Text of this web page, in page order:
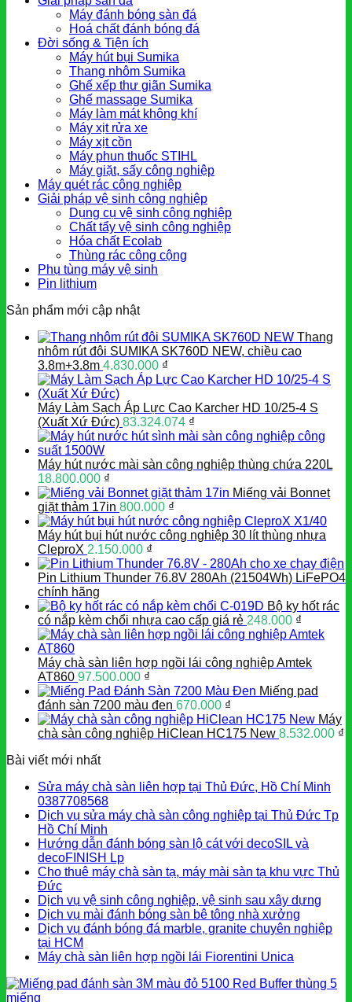
Máy đánh bóng sàn đá
Hoá chất đánh bóng đá
Đời sống & Tiện ích
Máy hút bụi Sumika
Thang nhôm Sumika
Ghế xếp thư giãn Sumika
Ghế massage Sumika
Máy làm mát không khí
Máy xịt rửa xe
Máy xịt cồn
Máy phun thuốc STIHL
Máy giặt, sấy công nghiệp
Máy quét rác công nghiệp
Giải pháp vệ sinh công nghiệp
Dụng cụ vệ sinh công nghiệp
Chất tẩy vệ sinh công nghiệp
Hóa chất Ecolab
Thùng rác công cộng
Phụ tùng máy vệ sinh
Pin lithium
Sản phẩm mới cập nhật
Thang
nhôm rút đôi SUMIKA SK760D NEW, chiều cao
3.8m+3.8m 4.830.000 ₫
Máy Làm Sạch Áp Lực Cao Karcher HD 10/25-4 S
(Xuất Xứ Đức) 83.324.074 ₫
Máy hút nước mài sàn công nghiệp thùng chứa 220L
18.800.000 ₫
Miếng vải Bonnet
giặt thảm 17in 800.000 ₫
Máy hút bụi hút nước công nghiệp 30 lít thùng nhựa
CleproX 2.150.000 ₫
Pin Lithium Thunder 76.8V 280Ah (21504Wh) LiFePO4
chính hãng
Bộ ky hốt rác
có nắp kèm chổi nhựa cao cấp giá rẻ 248.000 ₫
Máy chà sàn liên hợp ngồi lái công nghiệp Amtek
AT860 97.500.000 ₫
Miếng pad
đánh sàn 7200 màu đen 670.000 ₫
Máy
chà sàn công nghiệp HiClean HC175 New 8.532.000 ₫
Bài viết mới nhất
Sửa máy chà sàn liên hợp tại Thủ Đức, Hồ Chí Minh
0387708568
Dịch vụ sửa máy chà sàn công nghiệp tại Thủ Đức Tp
Hồ Chí Minh
Hướng dẫn đánh bóng sàn lộ cát với decoSIL và
decoFINISH Lp
Cho thuê máy chà sàn tạ, máy mài sàn tạ khu vực Thủ
Đức
Dịch vụ vệ sinh công nghiệp, vệ sinh sau xây dựng
Dịch vụ mài đánh bóng sàn bê tông nhà xưởng
Dịch vụ đánh bóng đá marble, granite chuyên nghiệp
tại HCM
Máy chà sàn liên hợp ngồi lái Fiorentini Unica